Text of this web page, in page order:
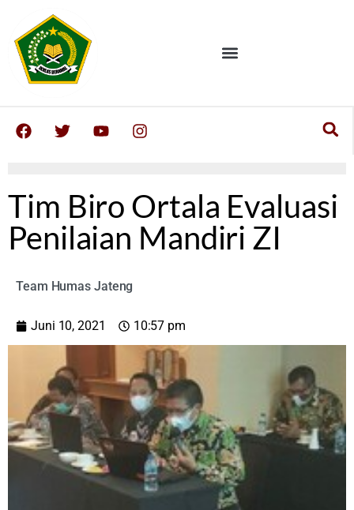
Tim Biro Ortala Evaluasi
Penilaian Mandiri ZI
Team Humas Jateng
Juni 10, 2021 10:57 pm